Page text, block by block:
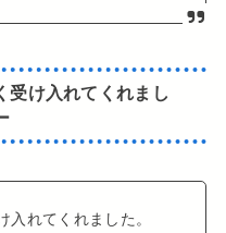
受け入れてくれまし
れてくれました。